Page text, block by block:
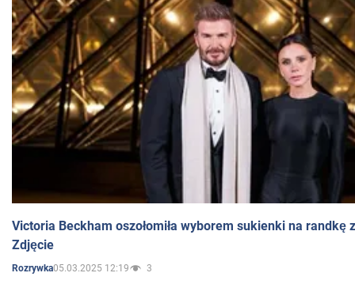
Victoria Beckham oszołomiła wyborem sukienki na randkę
Zdjęcie
Rozrywka05.03.2025 12:19 3